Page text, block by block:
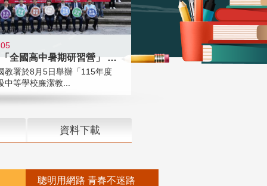
國教署「全國高中暑期研習營」 以多
教署於8月5日舉辦「115年度
中等學校廉潔教...
資料下載
聰明用網路 青春不迷路